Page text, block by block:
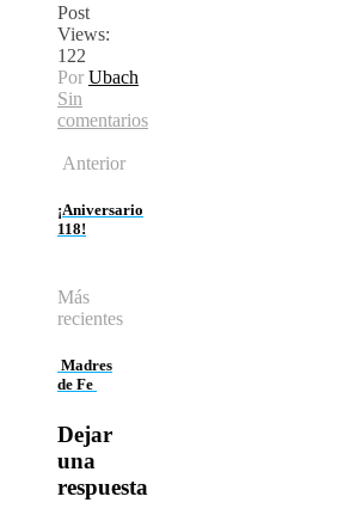
Post
Views:
122
Por Ubach
Sin
comentarios
Anterior
¡Aniversario
118!
Más
recientes
Madres
de Fe
Dejar
una
respuesta